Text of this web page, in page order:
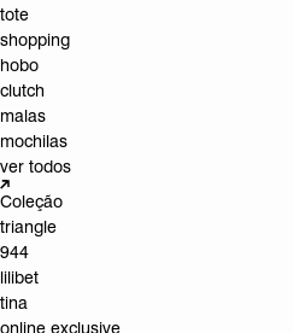
tote
shopping
hobo
clutch
malas
mochilas
ver todos
Coleção
triangle
944
lilibet
tina
online exclusive